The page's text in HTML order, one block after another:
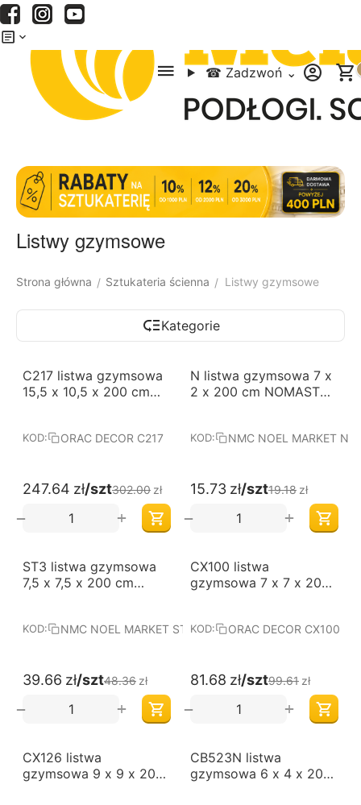
☎ Zadzwoń ⌄
Listwy gzymsowe
Strona główna / Sztukateria ścienna / Listwy gzymsowe
Kategorie
-18%
C217 listwa gzymsowa
15,5 x 10,5 x 200 cm
KOD: ORAC DECOR C217
247.64 zł/szt302.00 zł
+
−
-18%
N listwa gzymsowa 7 x
2 x 200 cm NOMASTYL
KOD: NMC NOEL MARKET N
15.73 zł/szt19.18 zł
+
−
-18%
ST3 listwa gzymsowa
7,5 x 7,5 x 200 cm
KOD: NMC NOEL MARKET ST3
39.66 zł/szt48.36 zł
+
−
-18%
CX100 listwa
gzymsowa 7 x 7 x 200
KOD: ORAC DECOR CX100
81.68 zł/szt99.61 zł
+
−
-18%
CX126 listwa
gzymsowa 9 x 9 x 200
-18%
CB523N listwa
gzymsowa 6 x 4 x 200